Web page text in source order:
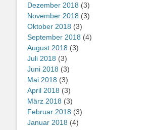
Dezember 2018 (3)
November 2018 (3)
Oktober 2018 (3)
September 2018 (4)
August 2018 (3)
Juli 2018 (3)
Juni 2018 (3)
Mai 2018 (3)
April 2018 (3)
März 2018 (3)
Februar 2018 (3)
Januar 2018 (4)